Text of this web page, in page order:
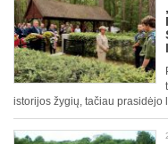
istorijos žygių, tačiau